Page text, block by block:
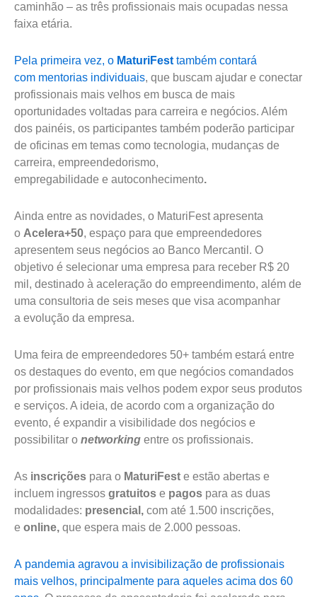
caminhão – as três profissionais mais ocupadas nessa
faixa etária.
Pela primeira vez, o MaturiFest também contará
com mentorias individuais, que buscam ajudar e conectar
profissionais mais velhos em busca de mais
oportunidades voltadas para carreira e negócios. Além
dos painéis, os participantes também poderão participar
de oficinas em temas como tecnologia, mudanças de
carreira, empreendedorismo,
empregabilidade e autoconhecimento.
Ainda entre as novidades, o MaturiFest apresenta
o Acelera+50, espaço para que empreendedores
apresentem seus negócios ao Banco Mercantil. O
objetivo é selecionar uma empresa para receber R$ 20
mil, destinado à aceleração do empreendimento, além de
uma consultoria de seis meses que visa acompanhar
a evolução da empresa.
Uma feira de empreendedores 50+ também estará entre
os destaques do evento, em que negócios comandados
por profissionais mais velhos podem expor seus produtos
e serviços. A ideia, de acordo com a organização do
evento, é expandir a visibilidade dos negócios e
possibilitar o networking entre os profissionais.
As inscrições para o MaturiFest e estão abertas e
incluem ingressos gratuitos e pagos para as duas
modalidades: presencial, com até 1.500 inscrições,
e online, que espera mais de 2.000 pessoas.
A pandemia agravou a invisibilização de profissionais
mais velhos, principalmente para aqueles acima dos 60